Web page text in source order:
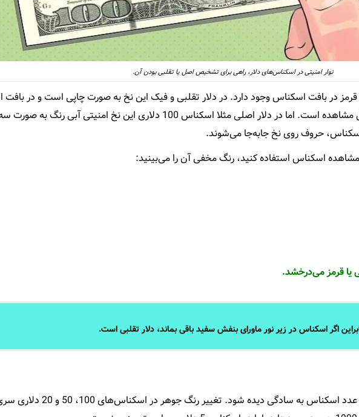
نوار امنیتی در اسکناس‌های دلار، راهی برای تشخیص اصل یا تقلبی بودن آن.
قرمز در بافت اسکناس وجود دارد. در دلار تقلبی و فیک این نخ به صورت چاپی است و در
نبوده، همینطور فقط از یک سمت قابل مشاهده است. اما در دلار اصلی مثلا اسکناس 100 دلاری این نخ امنیتی آبی
حروف روی نخ جا‌به‌جا می‌شوند.
اسکناس استفاده کنید، رنگ مخفی آن را می‌بینید:
اگر اسکناس در زیر نور ماورای بنفش سفید باقی بماند، دلار تقلبی است.